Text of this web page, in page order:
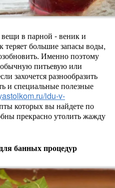
в парной - веник и
теряет большие запасы воды,
Именно поэтому
питьевую или
захочется разнообразить
и специальные полезные
idu-v-
которых вы найдете по
прекрасно утолить жажду
банных процедур